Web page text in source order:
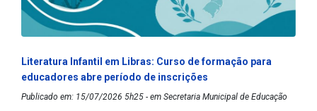
Literatura Infantil em Libras: Curso de formação para
educadores abre período de inscrições
Publicado em: 15/07/2026 5h25 - em Secretaria Municipal de Educação